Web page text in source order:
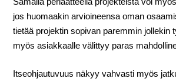
jos huomaakin arvioineensa oman
tietää projektin sopivan paremmin jollekin
myös asiakkaalle välittyy paras
Itseohjautuvuus näkyy vahvasti myös